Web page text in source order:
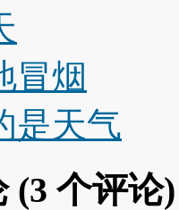
冒烟
是天气
(3 个评论)